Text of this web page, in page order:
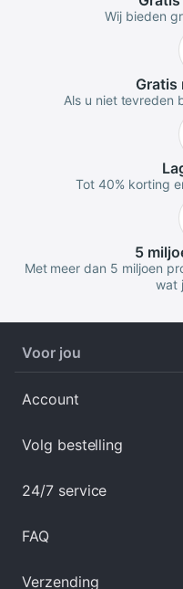
Wij bieden
Gratis
Als u niet tevreden
Tot 40% korting
5
Met meer dan 5 miljoen
wat
Voor jou
Account
Volg bestelling
24/7 service
FAQ
Verzending